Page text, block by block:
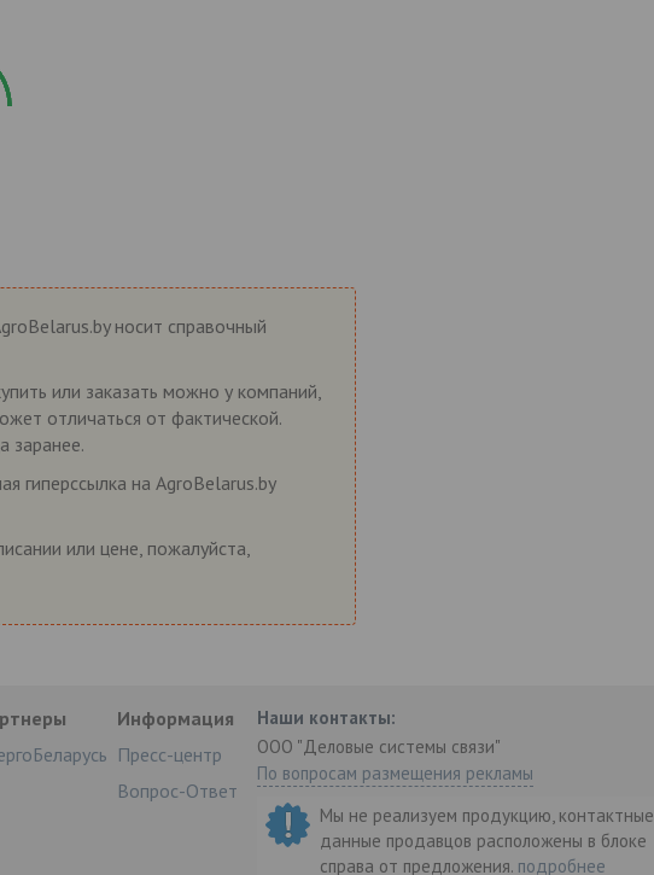
носит справочный
или заказать можно у компаний,
отличаться от фактической.
заранее.
гиперссылка на AgroBelarus.by
или цене, пожалуйста,
Информация
Пресс-центр
Вопрос-Ответ
Наши контакты:
ООО "Деловые системы связи"
По вопросам размещения рекламы
Мы не реализуем продукцию, контактные
данные продавцов расположены в блоке
справа от предложения. подробнее